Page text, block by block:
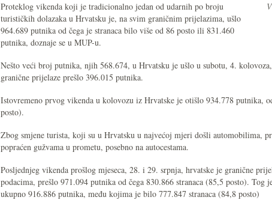
Proteklog vikenda koji je tradicionalno jedan od udarnih po broju
turističkih dolazaka u Hrvatsku je, na svim graničnim prijelazima, ušlo
964.689 putnika od čega je stranaca bilo više od 86 posto ili 831.460
putnika, doznaje se u MUP-u.
Nešto veći broj putnika, njih 568.674, u Hrvatsku je ušlo u subotu, 4.
granične prijelaze prešlo 396.015 putnika.
Istovremeno prvog vikenda u kolovozu iz Hrvatske je otišlo 934.778 putnika,
posto).
Zbog smjene turista, koji su u Hrvatsku u najvećoj mjeri došli automobilima,
popraćen gužvama u prometu, posebno na autocestama.
Posljednjeg vikenda prošlog mjeseca, 28. i 29. srpnja, hrvatske je granične
podacima, prešlo 971.094 putnika od čega 830.866 stranaca (85,5 posto). Tog
ukupno 916.886 putnika, među kojima je bilo 777.847 stranaca (84,8 posto)